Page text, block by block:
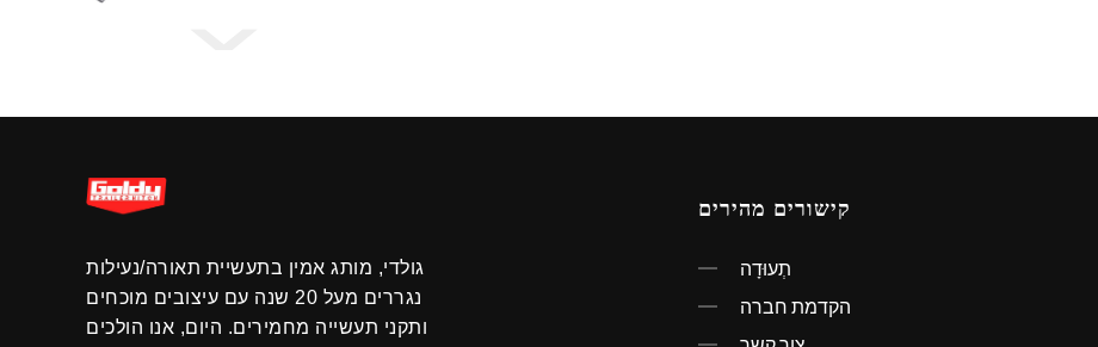
גולדי, מותג אמין בתעשיית תאורה/נעילות
נגררים מעל 20 שנה עם עיצובים מוכחים
ותקני תעשייה מחמירים. היום, אנו הולכים
קישורים מהירים
תְעוּדָה
הקדמת חברה